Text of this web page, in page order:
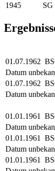
1945
SG
01.07.1962
Datum
01.07.1962
Datum
01.01.1961
Datum
01.01.1961
Datum
01.01.1961